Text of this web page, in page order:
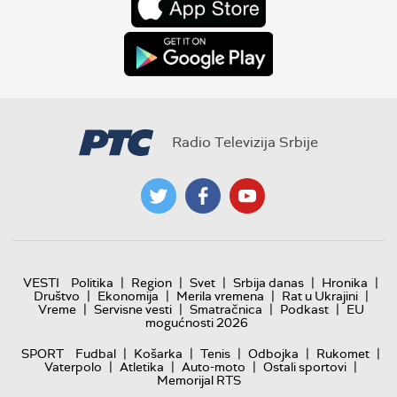
Radio Televizija Srbije
VESTI Politika | Region | Svet | Srbija danas | Hronika |
Društvo | Ekonomija | Merila vremena | Rat u Ukrajini |
Vreme | Servisne vesti | Smatračnica | Podkast | EU
mogućnosti 2026
SPORT
Fudbal | Košarka | Tenis | Odbojka | Rukomet |
Vaterpolo | Atletika | Auto-moto | Ostali sportovi |
Memorijal RTS